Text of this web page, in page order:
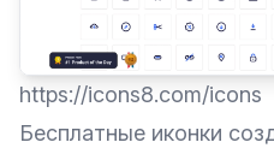
https://icons8.com/icons
Бесплатные иконки